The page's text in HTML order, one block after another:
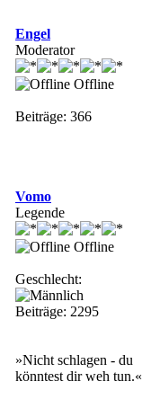
Engel
Moderator
Offline
Beiträge: 366
Vomo
Legende
Offline
Geschlecht:
Beiträge: 2295
»Nicht schlagen - du
könntest dir weh tun.«